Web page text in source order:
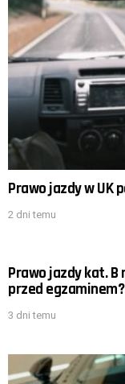
Prawo jazdy w UK
2 dni temu
Prawo jazdy kat.
przed egzaminem?
3 dni temu